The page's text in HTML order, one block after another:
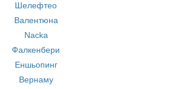
Шелефтео
Валентюна
Nacka
Фалкенбери
Еншьопинг
Вернаму